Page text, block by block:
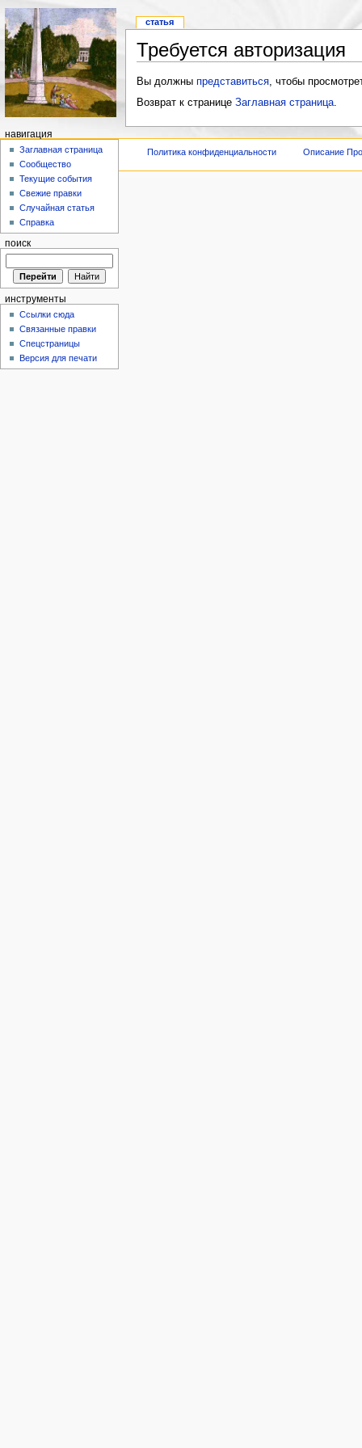
Требуется авторизация
Вы должны представиться, чтобы
Возврат к странице Заглавная страница.
статья
навигация
Заглавная страница
Сообщество
Текущие события
Свежие правки
Случайная статья
Справка
поиск
инструменты
Ссылки сюда
Связанные правки
Спецстраницы
Версия для печати
Политика конфиденциальности Описание